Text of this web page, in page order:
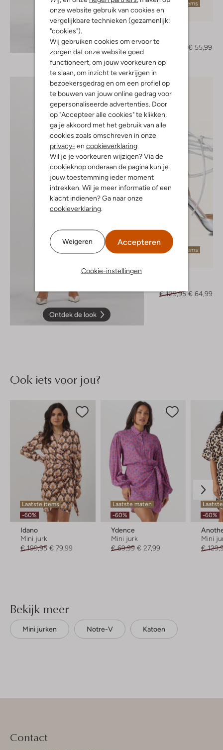
onze website gebruik van cookies en
vergelijkbare technieken (gezamenlijk:
"cookies").
Wij gebruiken cookies om ervoor te
zorgen dat onze website goed
functioneert, om jouw voorkeuren op
te slaan, om inzicht te verkrijgen in
bezoekersgedrag en om een profiel op
te bouwen van jouw online gedrag voor
gepersonaliseerde advertenties. Door
op "Accepteer alle cookies" te klikken,
ga je akkoord met het gebruik van alle
cookies zoals omschreven in onze
privacy- en cookieverklaring
Wil je je voorkeuren wijzigen? Via de
cookieknop onderaan de pagina kun je
jouw toestemming ieder moment
intrekken. Wil je meer informatie of een
klacht indienen? Ga naar onze
cookieverklaring
Weigeren Accepteren
Cookie-instellingen
Ontdek de look
Laatste items
-60%
€ 55,99
Ontdek de look
Laatste items
€ 129,95 € 64,99
Ook iets voor jou?
Laatste items
-60%
Idano
Mini jurk
€ 199,95 € 79,99
Laatste maten
-60%
Ydence
Mini jurk
€ 69,99 € 27,99
-60%
Mini
€
Bekijk meer
Mini jurken Notre-V Katoen
Contact